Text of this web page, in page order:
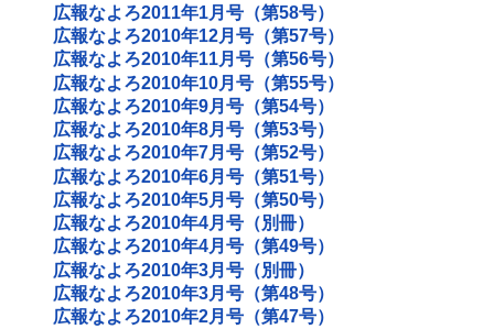
広報なよろ2011年1月号（第58号）
広報なよろ2010年12月号（第57号）
広報なよろ2010年11月号（第56号）
広報なよろ2010年10月号（第55号）
広報なよろ2010年9月号（第54号）
広報なよろ2010年8月号（第53号）
広報なよろ2010年7月号（第52号）
広報なよろ2010年6月号（第51号）
広報なよろ2010年5月号（第50号）
広報なよろ2010年4月号（別冊）
広報なよろ2010年4月号（第49号）
広報なよろ2010年3月号（別冊）
広報なよろ2010年3月号（第48号）
広報なよろ2010年2月号（第47号）